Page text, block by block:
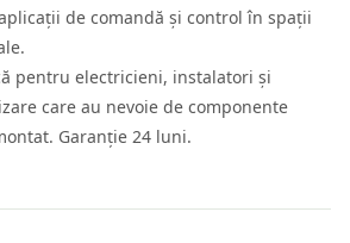
de comandă și control în spații
pentru electricieni, instalatori și
care au nevoie de componente
Garanție 24 luni.